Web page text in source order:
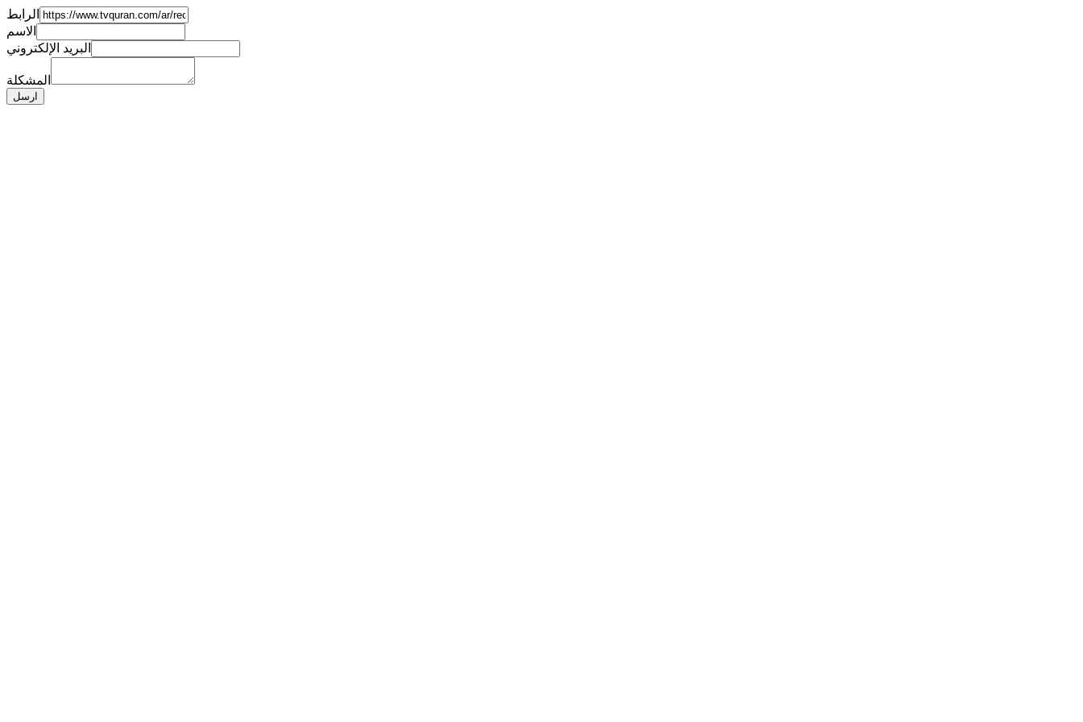
الرابط
الاسم
البريد الإلكتروني
المشكلة
ارسل